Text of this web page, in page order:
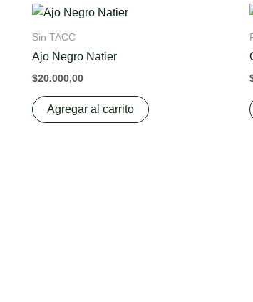
Sin TACC
Ajo Negro Natier
$20.000,00
Agregar al carrito